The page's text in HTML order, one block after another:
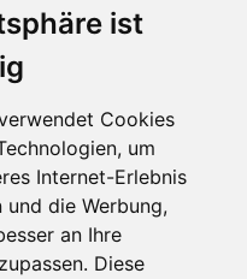
ist
Cookies
um
Internet-Erlebnis
die Werbung,
an Ihre
Diese
Business Partners